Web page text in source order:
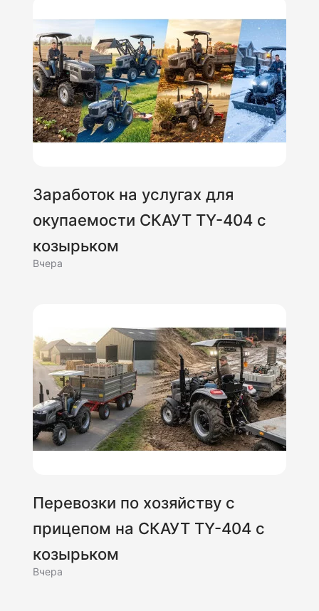
Заработок на услугах для
окупаемости СКАУТ TY-404 с
козырьком
Вчера
Перевозки по хозяйству с
прицепом на СКАУТ TY-404 с
козырьком
Вчера